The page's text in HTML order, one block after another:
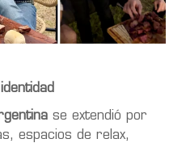
se extendió por
espacios de relax,